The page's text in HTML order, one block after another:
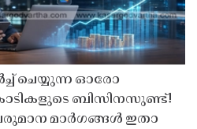
ചെയ്യുന്ന ഓരോ
ബിസിനസുണ്ട്!
മാർഗങ്ങൾ ഇതാ